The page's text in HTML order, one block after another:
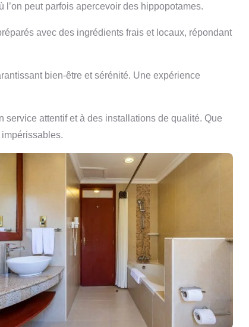
peut parfois apercevoir des hippopotames.
avec des ingrédients frais et locaux, répondant
bien-être et sérénité. Une expérience
service attentif et à des installations de qualité. Que